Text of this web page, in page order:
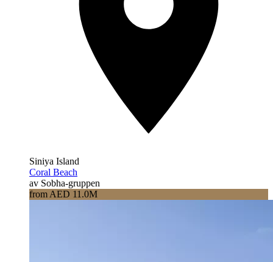
Siniya Island
Coral Beach
av Sobha-gruppen
from AED 11.0M